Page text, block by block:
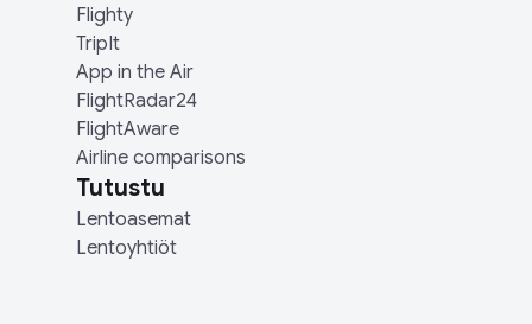
Flighty
TripIt
App in the Air
FlightRadar24
FlightAware
Airline comparisons
Tutustu
Lentoasemat
Lentoyhtiöt